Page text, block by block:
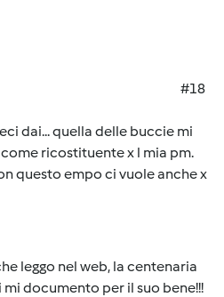
#18
dai... quella delle buccie mi
ricostituente x l mia pm.
questo empo ci vuole anche x
leggo nel web, la centenaria
documento per il suo bene!!!